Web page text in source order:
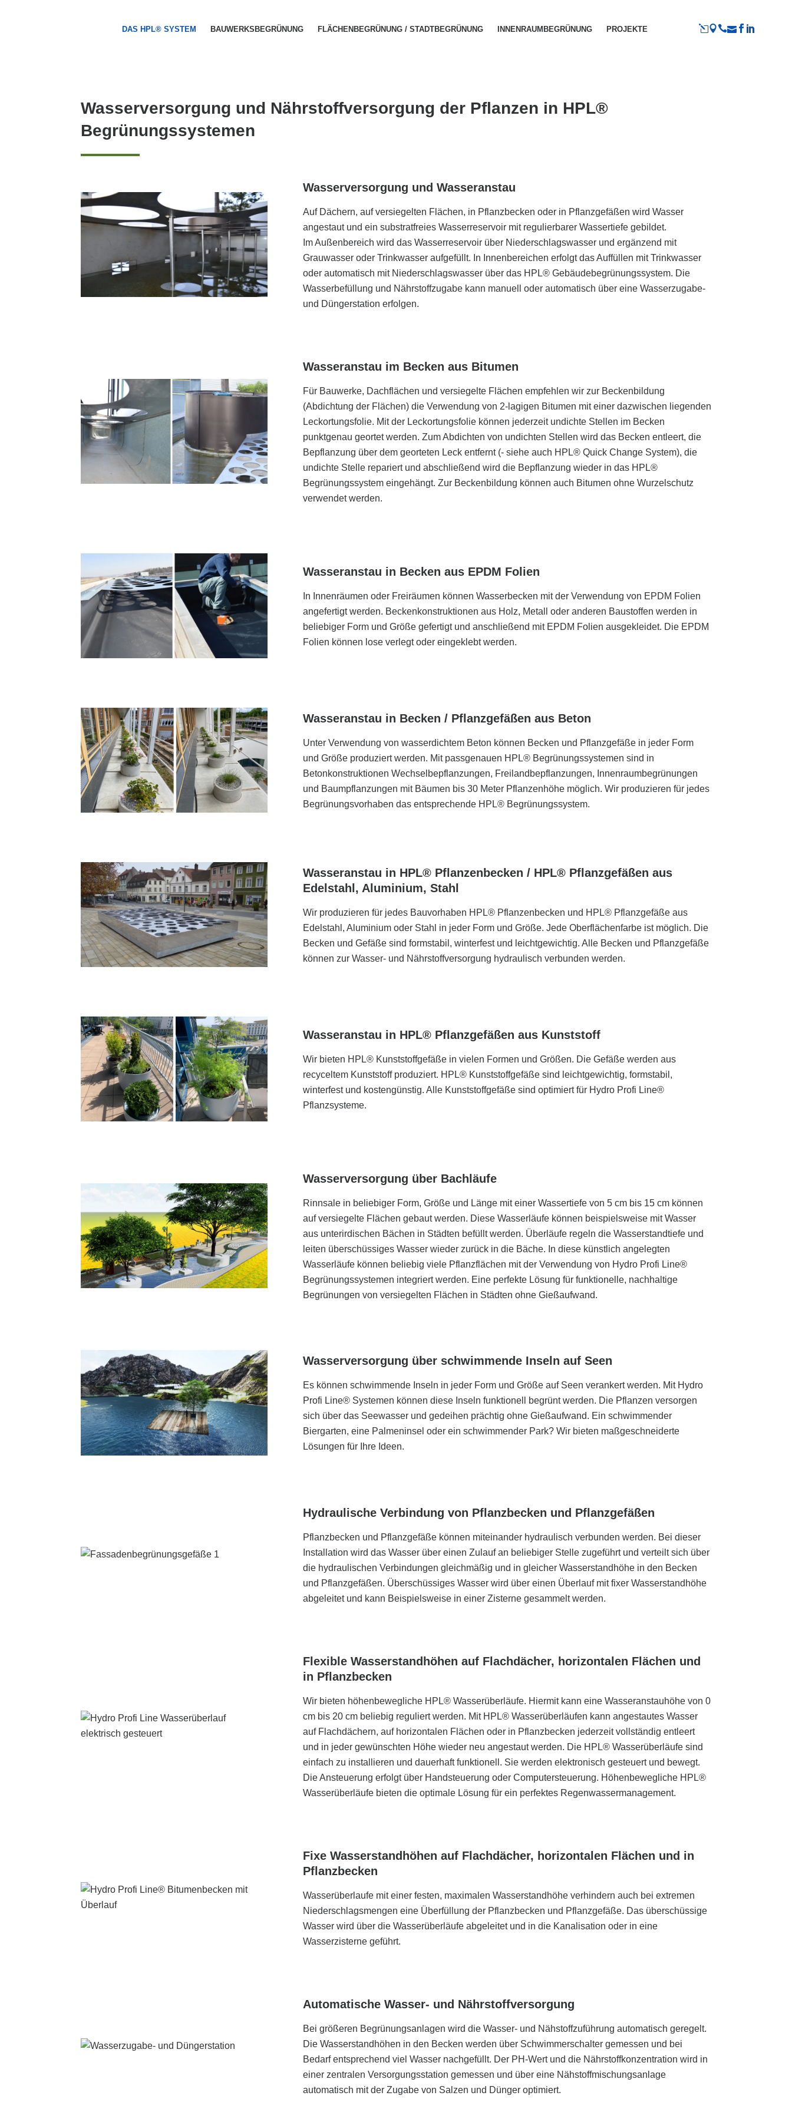
DAS HPL® SYSTEM BAUWERKSBEGRÜNUNG
Intensive Dachbegrünung
Solaranlagen mit
Extensivbegrünung
Balkon- & Terrassenbegrünung
Luftbefeuchtung über Dachflächen
Carportproduktion
Sicht- & Schallschutzwände
FLÄCHENBEGRÜNUNG / STADTBEGRÜNUNG
Pflanzgefäße XXL
Schwammstadt
INNENRAUMBEGRÜNUNG
Pflanzgefäße für
Hydrokulturpflanzen
Topf in Topf für Hydrokulturpflanzen
PROJEKTE
Wasserversorgung und Nährstoffversorgung der Pflanzen in HPL®
Begrünungssystemen
Wasserversorgung und Wasseranstau
Auf Dächern, auf versiegelten Flächen, in Pflanzbecken oder in Pflanzgefäßen wird Wasser
angestaut und ein substratfreies Wasserreservoir mit regulierbarer Wassertiefe gebildet.
Im Außenbereich wird das Wasserreservoir über Niederschlagswasser und ergänzend mit
Grauwasser oder Trinkwasser aufgefüllt. In Innenbereichen erfolgt das Auffüllen mit Trinkwasser
oder automatisch mit Niederschlagswasser über das HPL® Gebäudebegrünungssystem. Die
Wasserbefüllung und Nährstoffzugabe kann manuell oder automatisch über eine Wasserzugabe-
und Düngerstation erfolgen.
Wasseranstau im Becken aus Bitumen
Für Bauwerke, Dachflächen und versiegelte Flächen empfehlen wir zur Beckenbildung
(Abdichtung der Flächen) die Verwendung von 2-lagigen Bitumen mit einer dazwischen liegenden
Leckortungsfolie. Mit der Leckortungsfolie können jederzeit undichte Stellen im Becken
punktgenau geortet werden. Zum Abdichten von undichten Stellen wird das Becken entleert, die
Bepflanzung über dem georteten Leck entfernt (- siehe auch HPL® Quick Change System), die
undichte Stelle repariert und abschließend wird die Bepflanzung wieder in das HPL®
Begrünungssystem eingehängt. Zur Beckenbildung können auch Bitumen ohne Wurzelschutz
verwendet werden.
Wasseranstau in Becken aus EPDM Folien
In Innenräumen oder Freiräumen können Wasserbecken mit der Verwendung von EPDM Folien
angefertigt werden. Beckenkonstruktionen aus Holz, Metall oder anderen Baustoffen werden in
beliebiger Form und Größe gefertigt und anschließend mit EPDM Folien ausgekleidet. Die EPDM
Folien können lose verlegt oder eingeklebt werden.
Wasseranstau in Becken / Pflanzgefäßen aus Beton
Unter Verwendung von wasserdichtem Beton können Becken und Pflanzgefäße in jeder Form
und Größe produziert werden. Mit passgenauen HPL® Begrünungssystemen sind in
Betonkonstruktionen Wechselbepflanzungen, Freilandbepflanzungen, Innenraumbegrünungen
und Baumpflanzungen mit Bäumen bis 30 Meter Pflanzenhöhe möglich. Wir produzieren für jedes
Begrünungsvorhaben das entsprechende HPL® Begrünungssystem.
Wasseranstau in HPL® Pflanzenbecken / HPL® Pflanzgefäßen aus
Edelstahl, Aluminium, Stahl
Wir produzieren für jedes Bauvorhaben HPL® Pflanzenbecken und HPL® Pflanzgefäße aus
Edelstahl, Aluminium oder Stahl in jeder Form und Größe. Jede Oberflächenfarbe ist möglich. Die
Becken und Gefäße sind formstabil, winterfest und leichtgewichtig. Alle Becken und Pflanzgefäße
können zur Wasser- und Nährstoffversorgung hydraulisch verbunden werden.
Wasseranstau in HPL® Pflanzgefäßen aus Kunststoff
Wir bieten HPL® Kunststoffgefäße in vielen Formen und Größen. Die Gefäße werden aus
recyceltem Kunststoff produziert. HPL® Kunststoffgefäße sind leichtgewichtig, formstabil,
winterfest und kostengünstig. Alle Kunststoffgefäße sind optimiert für Hydro Profi Line®
Pflanzsysteme.
Wasserversorgung über Bachläufe
Rinnsale in beliebiger Form, Größe und Länge mit einer Wassertiefe von 5 cm bis 15 cm können
auf versiegelte Flächen gebaut werden. Diese Wasserläufe können beispielsweise mit Wasser
aus unterirdischen Bächen in Städten befüllt werden. Überläufe regeln die Wasserstandtiefe und
leiten überschüssiges Wasser wieder zurück in die Bäche. In diese künstlich angelegten
Wasserläufe können beliebig viele Pflanzflächen mit der Verwendung von Hydro Profi Line®
Begrünungssystemen integriert werden. Eine perfekte Lösung für funktionelle, nachhaltige
Begrünungen von versiegelten Flächen in Städten ohne Gießaufwand.
Wasserversorgung über schwimmende Inseln auf Seen
Es können schwimmende Inseln in jeder Form und Größe auf Seen verankert werden. Mit Hydro
Profi Line® Systemen können diese Inseln funktionell begrünt werden. Die Pflanzen versorgen
sich über das Seewasser und gedeihen prächtig ohne Gießaufwand. Ein schwimmender
Biergarten, eine Palmeninsel oder ein schwimmender Park? Wir bieten maßgeschneiderte
Lösungen für Ihre Ideen.
Hydraulische Verbindung von Pflanzbecken und Pflanzgefäßen
Pflanzbecken und Pflanzgefäße können miteinander hydraulisch verbunden werden. Bei dieser
Installation wird das Wasser über einen Zulauf an beliebiger Stelle zugeführt und verteilt sich über
die hydraulischen Verbindungen gleichmäßig und in gleicher Wasserstandhöhe in den Becken
und Pflanzgefäßen. Überschüssiges Wasser wird über einen Überlauf mit fixer Wasserstandhöhe
abgeleitet und kann Beispielsweise in einer Zisterne gesammelt werden.
Flexible Wasserstandhöhen auf Flachdächer, horizontalen Flächen und
in Pflanzbecken
Wir bieten höhenbewegliche HPL® Wasserüberläufe. Hiermit kann eine Wasseranstauhöhe von 0
cm bis 20 cm beliebig reguliert werden. Mit HPL® Wasserüberläufen kann angestautes Wasser
auf Flachdächern, auf horizontalen Flächen oder in Pflanzbecken jederzeit vollständig entleert
und in jeder gewünschten Höhe wieder neu angestaut werden. Die HPL® Wasserüberläufe sind
einfach zu installieren und dauerhaft funktionell. Sie werden elektronisch gesteuert und bewegt.
Die Ansteuerung erfolgt über Handsteuerung oder Computersteuerung. Höhenbewegliche HPL®
Wasserüberläufe bieten die optimale Lösung für ein perfektes Regenwassermanagement.
Fixe Wasserstandhöhen auf Flachdächer, horizontalen Flächen und in
Pflanzbecken
Wasserüberlaufe mit einer festen, maximalen Wasserstandhöhe verhindern auch bei extremen
Niederschlagsmengen eine Überfüllung der Pflanzbecken und Pflanzgefäße. Das überschüssige
Wasser wird über die Wasserüberläufe abgeleitet und in die Kanalisation oder in eine
Wasserzisterne geführt.
Automatische Wasser- und Nährstoffversorgung
Bei größeren Begrünungsanlagen wird die Wasser- und Nähstoffzuführung automatisch geregelt.
Die Wasserstandhöhen in den Becken werden über Schwimmerschalter gemessen und bei
Bedarf entsprechend viel Wasser nachgefüllt. Der PH-Wert und die Nährstoffkonzentration wird in
einer zentralen Versorgungsstation gemessen und über eine Nähstoffmischungsanlage
automatisch mit der Zugabe von Salzen und Dünger optimiert.